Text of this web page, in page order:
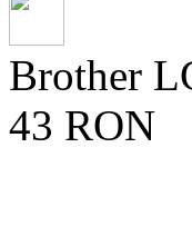
Brother
43 RON